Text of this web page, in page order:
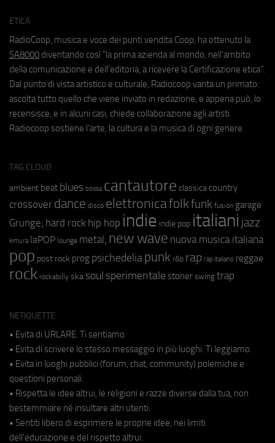
ETICA
RadioCoop, musica e voce dei punti vendita Coop, ha ottenuto la
SA8000 diventando così "la prima azienda al mondo, nell'ambito
della comunicazione e dell'editoria, a ricevere la Certificazione etica".
Dal punto di vista artistico e culturale, Radiocoop vanta un primato:
ascolta tutto quello che viene inviato in redazione, e appena può, lo
recensisce, e in alcuni casi, chiede collaborazione agli artisti.
Radiocoop sostiene l'arte, la cultura e la musica di ogni genere.
TAG CLOUD
ambient beat blues bossa cantautore classica country
crossover dance disco elettronicafolkfunk fusion garage
Grunge; hard rock hip hop indie indie pop italiani jazz
kimura laPOP lounge metal; new wave nuova musica italiana
pop post rock prog psichedeliapunk r&b rap rap italiano reggae
rock rockabilly ska soul sperimentale stoner swing trap
NETIQUETTE
• Evita di URLARE. Ti sentiamo.
• Evita di scrivere lo stesso messaggio in più luoghi. Ti leggiamo.
• Evita in luoghi pubblici (forum, chat, community) polemiche e
questioni personali.
• Rispetta le idee altrui, le religioni e razze diverse dalla tua, non
bestemmiare né insultare altri utenti.
• Sentiti libero di esprimere le proprie idee, nei limiti
dell'educazione e del rispetto altrui.